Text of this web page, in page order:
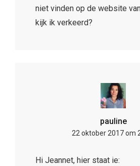
niet vinden op de website
kijk ik verkeerd?
pauline
22 oktober 2017 om
Hi Jeannet, hier staat ie: